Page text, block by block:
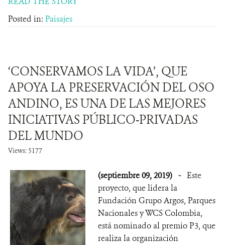
Posted in: Paisajes
‘CONSERVAMOS LA VIDA’, QUE
APOYA LA PRESERVACIÓN DEL OSO
ANDINO, ES UNA DE LAS MEJORES
INICIATIVAS PÚBLICO-PRIVADAS
DEL MUNDO
Views: 5177
(septiembre 09, 2019) - Este
proyecto, que lidera la
Fundación Grupo Argos, Parques
Nacionales y WCS Colombia,
está nominado al premio P3, que
realiza la organización